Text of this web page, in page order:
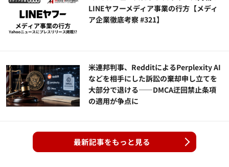
LINEヤフーメディア事業の行方【メディ
ア企業徹底考察 #321】
米連邦判事、RedditによるPerplexity AI
などを相手にした訴訟の棄却申し立てを
大部分で退ける——DMCA迂回禁止条項
の適用が争点に
最新記事をもっと見る